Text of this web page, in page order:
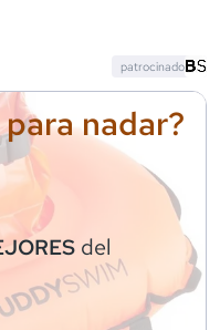
nadar?
del
patrocinado